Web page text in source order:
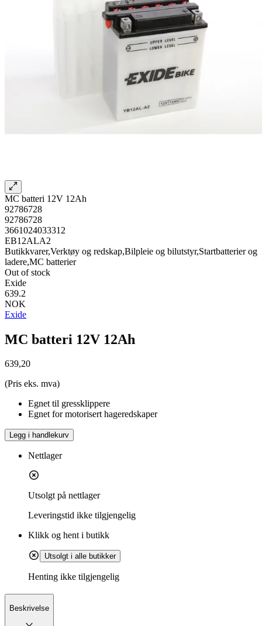
MC batteri 12V 12Ah
92786728
92786728
3661024033312
EB12ALA2
Butikkvarer,Verktøy og redskap,Bilpleie og bilutstyr,Startbatterier og
ladere,MC batterier
Out of stock
Exide
639.2
NOK
Exide
MC batteri 12V 12Ah
639,20
(Pris eks. mva)
Egnet til gressklippere
Egnet for motorisert hageredskaper
Legg i handlekurv
Nettlager
Utsolgt på nettlager
Leveringstid ikke tilgjengelig
Klikk og hent i butikk
Utsolgt i alle butikker
Henting ikke tilgjengelig
Beskrivelse